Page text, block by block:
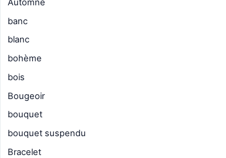
Automne
banc
blanc
bohème
bois
Bougeoir
bouquet
bouquet suspendu
Bracelet